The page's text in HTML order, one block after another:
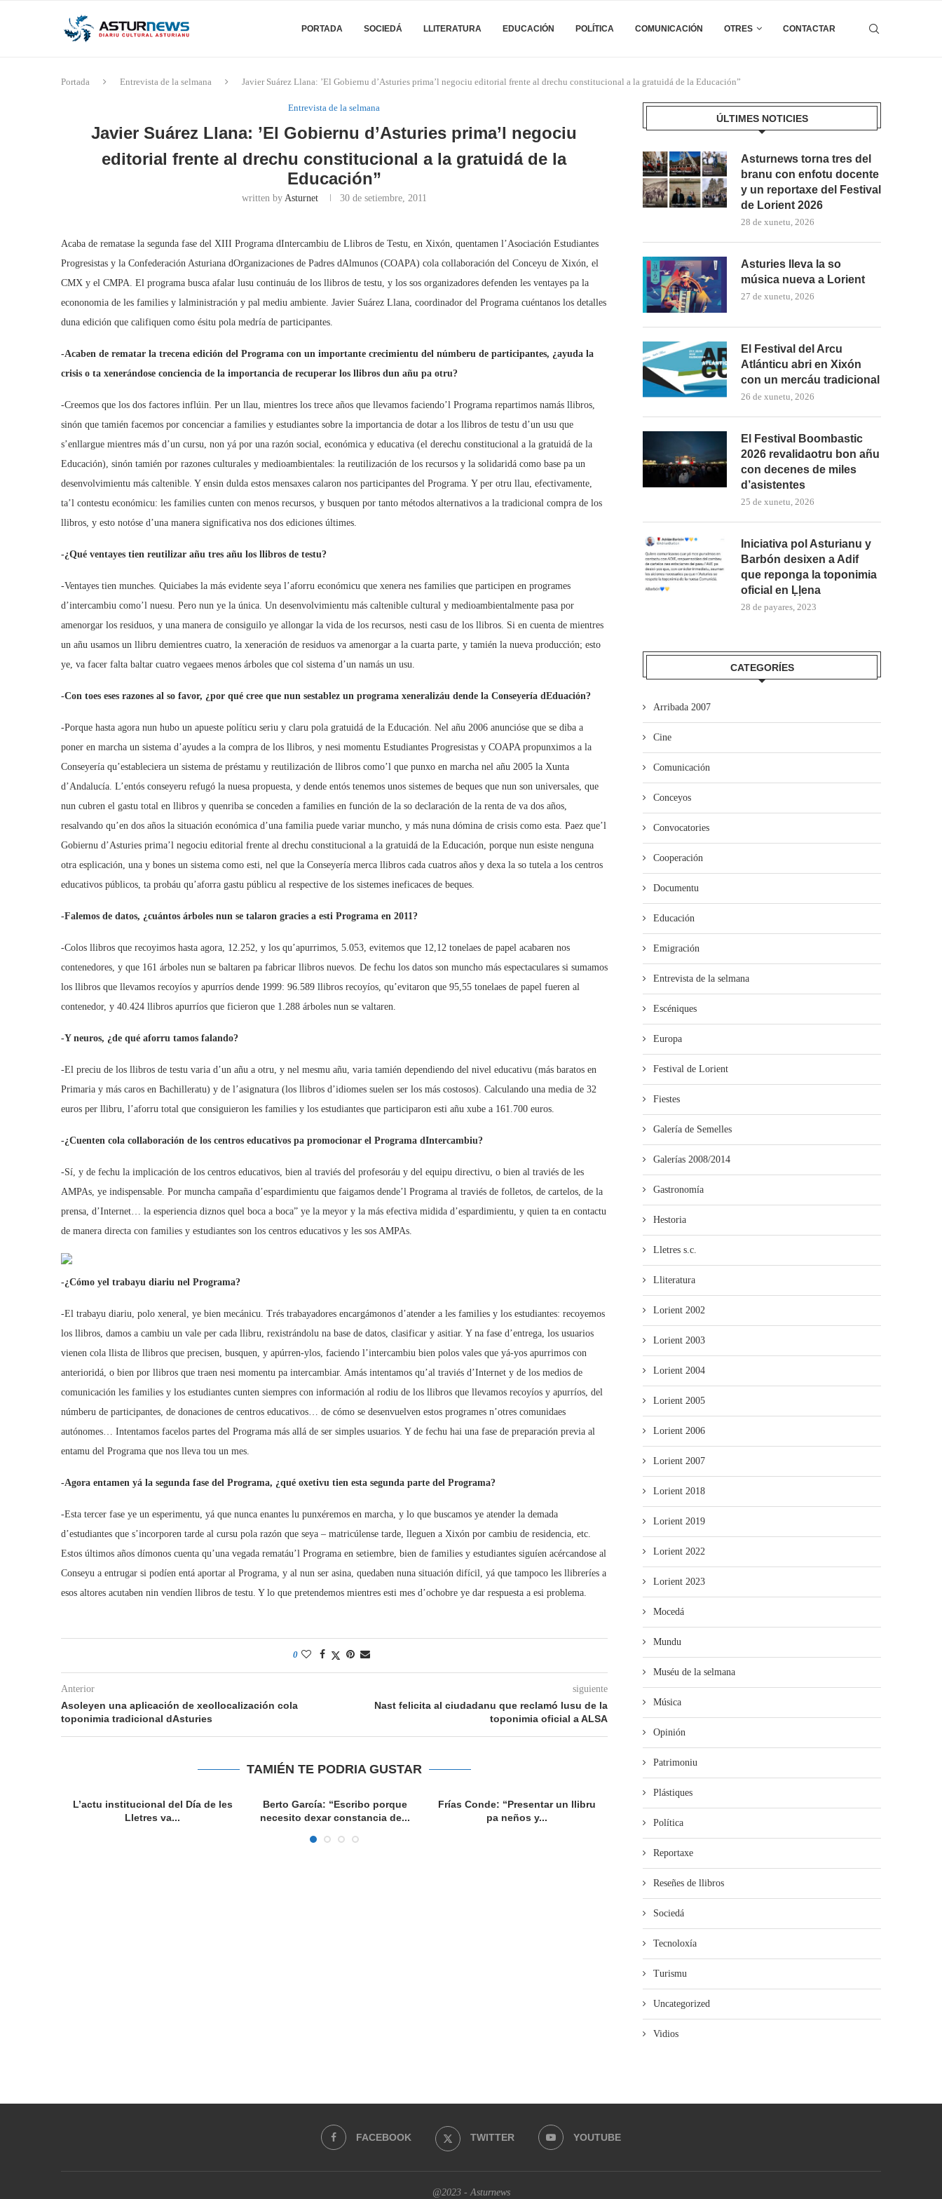
PORTADA SOCIEDÁ LLITERATURA EDUCACIÓN POLÍTICA COMUNICACIÓN OTRES CONTACTAR
Portada Entrevista de la selmana Javier Suárez Llana: ’El Gobiernu d’Asturies prima’l negociu editorial frente al drechu constitucional a la gratuidá de la Educación”
Entrevista de la selmana
Javier Suárez Llana: ’El Gobiernu d’Asturies prima’l negociu
editorial frente al drechu constitucional a la gratuidá de la
Educación”
written by Asturnet 30 de setiembre, 2011
Acaba de rematase la segunda fase del XIII Programa dIntercambiu de Llibros de Testu, en Xixón, quentamen l’Asociación Estudiantes
Progresistas y la Confederación Asturiana dOrganizaciones de Padres dAlmunos (COAPA) cola collaboración del Conceyu de Xixón, el
CMX y el CMPA. El programa busca afalar lusu continuáu de los llibros de testu, y los sos organizadores defenden les ventayes pa la
econonomia de les families y lalministración y pal mediu ambiente. Javier Suárez Llana, coordinador del Programa cuéntanos los detalles
duna edición que califiquen como ésitu pola medría de participantes.
-Acaben de rematar la trecena edición del Programa con un importante crecimientu del númberu de participantes, ¿ayuda la
crisis o ta xenerándose conciencia de la importancia de recuperar los llibros dun añu pa otru?
-Creemos que los dos factores inflúin. Per un llau, mientres los trece años que llevamos faciendo’l Programa repartimos namás llibros,
sinón que tamién facemos por concenciar a families y estudiantes sobre la importancia de dotar a los llibros de testu d’un usu que
s’enllargue mientres más d’un cursu, non yá por una razón social, económica y educativa (el derechu constitucional a la gratuidá de la
Educación), sinón tamién por razones culturales y medioambientales: la reutilización de los recursos y la solidaridá como base pa un
desenvolvimientu más caltenible. Y ensin dulda estos mensaxes calaron nos participantes del Programa. Y per otru llau, efectivamente,
ta’l contestu económicu: les families cunten con menos recursos, y busquen por tanto métodos alternativos a la tradicional compra de los
llibros, y esto notóse d’una manera significativa nos dos ediciones últimes.
-¿Qué ventayes tien reutilizar añu tres añu los llibros de testu?
-Ventayes tien munches. Quiciabes la más evidente seya l’aforru económicu que xenera nes families que participen en programes
d’intercambiu como’l nuesu. Pero nun ye la única. Un desenvolvimientu más caltenible cultural y medioambientalmente pasa por
amenorgar los residuos, y una manera de consiguilo ye allongar la vida de los recursos, nesti casu de los llibros. Si en cuenta de mientres
un añu usamos un llibru demientres cuatro, la xeneración de residuos va amenorgar a la cuarta parte, y tamién la nueva producción; esto
ye, va facer falta baltar cuatro vegaees menos árboles que col sistema d’un namás un usu.
-Con toes eses razones al so favor, ¿por qué cree que nun sestablez un programa xeneralizáu dende la Conseyería dEduación?
-Porque hasta agora nun hubo un apueste políticu seriu y claru pola gratuidá de la Educación. Nel añu 2006 anuncióse que se diba a
poner en marcha un sistema d’ayudes a la compra de los llibros, y nesi momentu Estudiantes Progresistas y COAPA propunximos a la
Conseyería qu’estableciera un sistema de préstamu y reutilización de llibros como’l que punxo en marcha nel añu 2005 la Xunta
d’Andalucía. L’entós conseyeru refugó la nuesa propuesta, y dende entós tenemos unos sistemes de beques que nun son universales, que
nun cubren el gastu total en llibros y quenriba se conceden a families en función de la so declaración de la renta de va dos años,
resalvando qu’en dos años la situación económica d’una familia puede variar muncho, y más nuna dómina de crisis como esta. Paez que’l
Gobiernu d’Asturies prima’l negociu editorial frente al drechu constitucional a la gratuidá de la Educación, porque nun esiste nenguna
otra esplicación, una y bones un sistema como esti, nel que la Conseyería merca llibros cada cuatros años y dexa la so tutela a los centros
educativos públicos, ta probáu qu’aforra gastu públicu al respective de los sistemes ineficaces de beques.
-Falemos de datos, ¿cuántos árboles nun se talaron gracies a esti Programa en 2011?
-Colos llibros que recoyimos hasta agora, 12.252, y los qu’apurrimos, 5.053, evitemos que 12,12 tonelaes de papel acabaren nos
contenedores, y que 161 árboles nun se baltaren pa fabricar llibros nuevos. De fechu los datos son muncho más espectaculares si sumamos
los llibros que llevamos recoyíos y apurríos dende 1999: 96.589 llibros recoyíos, qu’evitaron que 95,55 tonelaes de papel fueren al
contenedor, y 40.424 llibros apurríos que ficieron que 1.288 árboles nun se valtaren.
-Y neuros, ¿de qué aforru tamos falando?
-El preciu de los llibros de testu varia d’un añu a otru, y nel mesmu añu, varia tamién dependiendo del nivel educativu (más baratos en
Primaria y más caros en Bachilleratu) y de l’asignatura (los llibros d’idiomes suelen ser los más costosos). Calculando una media de 32
euros per llibru, l’aforru total que consiguieron les families y los estudiantes que participaron esti añu xube a 161.700 euros.
-¿Cuenten cola collaboración de los centros educativos pa promocionar el Programa dIntercambiu?
-Sí, y de fechu la implicación de los centros educativos, bien al traviés del profesoráu y del equipu directivu, o bien al traviés de les
AMPAs, ye indispensable. Por muncha campaña d’espardimientu que faigamos dende’l Programa al traviés de folletos, de cartelos, de la
prensa, d’Internet… la esperiencia diznos quel boca a boca” ye la meyor y la más efectiva midida d’espardimientu, y quien ta en contactu
de manera directa con families y estudiantes son los centros educativos y les sos AMPAs.
-¿Cómo yel trabayu diariu nel Programa?
-El trabayu diariu, polo xeneral, ye bien mecánicu. Trés trabayadores encargámonos d’atender a les families y los estudiantes: recoyemos
los llibros, damos a cambiu un vale per cada llibru, rexistrándolu na base de datos, clasificar y asitiar. Y na fase d’entrega, los usuarios
vienen cola llista de llibros que precisen, busquen, y apúrren-ylos, faciendo l’intercambiu bien polos vales que yá-yos apurrimos con
anterioridá, o bien por llibros que traen nesi momentu pa intercambiar. Amás intentamos qu’al traviés d’Internet y de los medios de
comunicación les families y los estudiantes cunten siempres con información al rodiu de los llibros que llevamos recoyíos y apurríos, del
númberu de participantes, de donaciones de centros educativos… de cómo se desenvuelven estos programes n’otres comunidaes
autónomes… Intentamos facelos partes del Programa más allá de ser simples usuarios. Y de fechu hai una fase de preparación previa al
entamu del Programa que nos lleva tou un mes.
-Agora entamen yá la segunda fase del Programa, ¿qué oxetivu tien esta segunda parte del Programa?
-Esta tercer fase ye un esperimentu, yá que nunca enantes lu punxéremos en marcha, y lo que buscamos ye atender la demada
d’estudiantes que s’incorporen tarde al cursu pola razón que seya – matricúlense tarde, lleguen a Xixón por cambiu de residencia, etc.
Estos últimos años dímonos cuenta qu’una vegada rematáu’l Programa en setiembre, bien de families y estudiantes siguíen acércandose al
Conseyu a entrugar si podíen entá aportar al Programa, y al nun ser asina, quedaben nuna situación difícil, yá que tampoco les llibreríes a
esos altores acutaben nin vendíen llibros de testu. Y lo que pretendemos mientres esti mes d’ochobre ye dar respuesta a esi problema.
0
Anterior
Asoleyen una aplicación de xeollocalización cola
toponimia tradicional dAsturies
siguiente
Nast felicita al ciudadanu que reclamó lusu de la
toponimia oficial a ALSA
TAMIÉN TE PODRIA GUSTAR
L’actu institucional del Día de les
Lletres va...
Berto García: “Escribo porque
necesito dexar constancia de...
Frías Conde: “Presentar un llibru
pa neños y...
siendo invisibles, la...
ÚLTIMES NOTICIES
Asturnews torna tres del
branu con enfotu docente
y un reportaxe del Festival
de Lorient 2026
28 de xunetu, 2026
Asturies lleva la so
música nueva a Lorient
27 de xunetu, 2026
El Festival del Arcu
Atlánticu abri en Xixón
con un mercáu tradicional
26 de xunetu, 2026
El Festival Boombastic
2026 revalidaotru bon añu
con decenes de miles
d’asistentes
25 de xunetu, 2026
Iniciativa pol Asturianu y
Barbón desixen a Adif
que reponga la toponimia
oficial en Ḷḷena
28 de payares, 2023
CATEGORÍES
Arribada 2007
Cine
Comunicación
Conceyos
Convocatories
Cooperación
Documentu
Educación
Emigración
Entrevista de la selmana
Escéniques
Europa
Festival de Lorient
Fiestes
Galería de Semelles
Galerías 2008/2014
Gastronomía
Hestoria
Lletres s.c.
Lliteratura
Lorient 2002
Lorient 2003
Lorient 2004
Lorient 2005
Lorient 2006
Lorient 2007
Lorient 2018
Lorient 2019
Lorient 2022
Lorient 2023
Mocedá
Mundu
Muséu de la selmana
Música
Opinión
Patrimoniu
Plástiques
Política
Reportaxe
Reseñes de llibros
Sociedá
Tecnoloxía
Turismu
Uncategorized
Vidios
FACEBOOK TWITTER YOUTUBE
@2023 - Asturnews